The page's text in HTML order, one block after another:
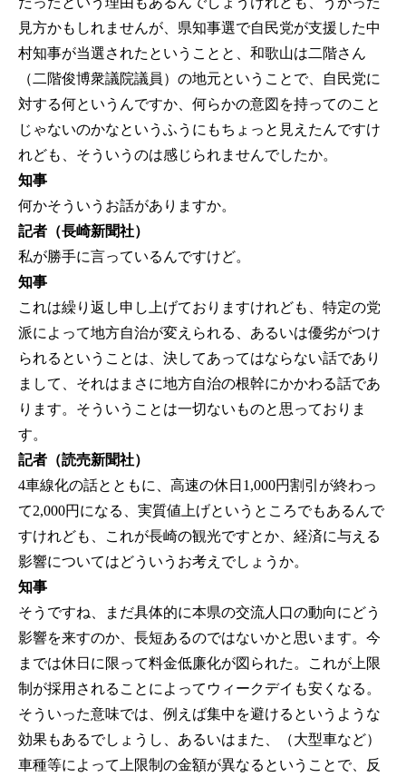
見方かもしれませんが、県知事選で自民党が支援した中
村知事が当選されたということと、和歌山は二階さん
（二階俊博衆議院議員）の地元ということで、自民党に
対する何というんですか、何らかの意図を持ってのこと
じゃないのかなというふうにもちょっと見えたんですけ
れども、そういうのは感じられませんでしたか。
知事
何かそういうお話がありますか。
記者（長崎新聞社）
私が勝手に言っているんですけど。
知事
これは繰り返し申し上げておりますけれども、特定の党
派によって地方自治が変えられる、あるいは優劣がつけ
られるということは、決してあってはならない話であり
まして、それはまさに地方自治の根幹にかかわる話であ
ります。そういうことは一切ないものと思っておりま
す。
記者（読売新聞社）
4車線化の話とともに、高速の休日1,000円割引が終わっ
て2,000円になる、実質値上げというところでもあるんで
すけれども、これが長崎の観光ですとか、経済に与える
影響についてはどういうお考えでしょうか。
知事
そうですね、まだ具体的に本県の交流人口の動向にどう
影響を来すのか、長短あるのではないかと思います。今
までは休日に限って料金低廉化が図られた。これが上限
制が採用されることによってウィークデイも安くなる。
そういった意味では、例えば集中を避けるというような
効果もあるでしょうし、あるいはまた、（大型車など）
車種等によって上限制の金額が異なるということで、反